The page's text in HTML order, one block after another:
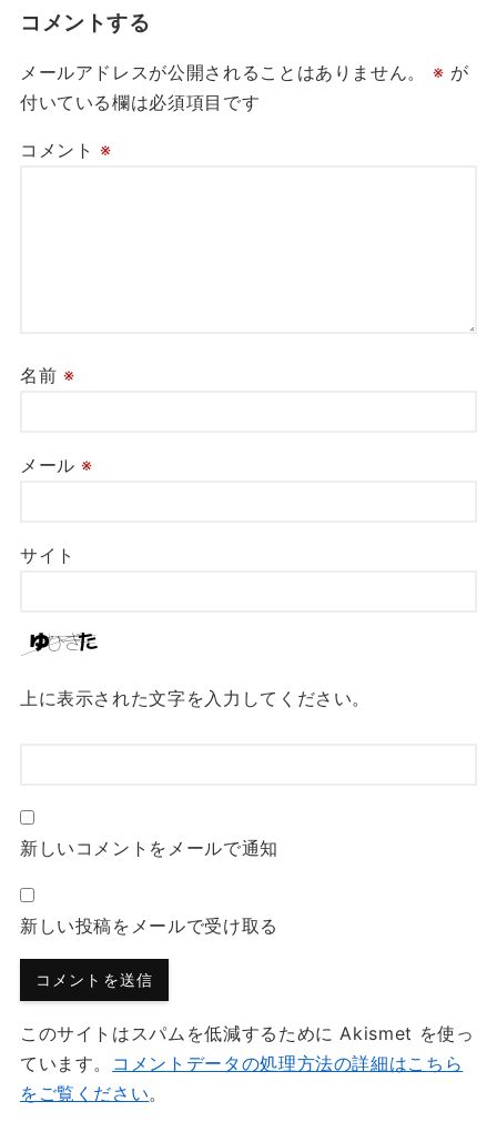
コメントする
メールアドレスが公開されることはありません。 ※ が
付いている欄は必須項目です
コメント ※
名前 ※
メール ※
サイト
上に表示された文字を入力してください。
新しいコメントをメールで通知
新しい投稿をメールで受け取る
このサイトはスパムを低減するために Akismet を使っ
ています。 コメントデータの処理方法の詳細はこちら
をご覧ください。